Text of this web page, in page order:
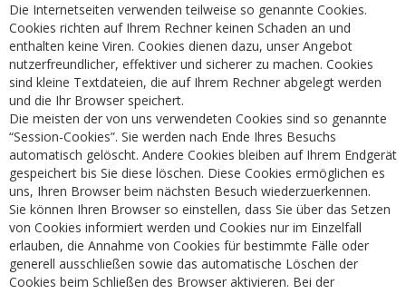
Die Internetseiten verwenden teilweise so genannte Cookies.
Cookies richten auf Ihrem Rechner keinen Schaden an und
enthalten keine Viren. Cookies dienen dazu, unser Angebot
nutzerfreundlicher, effektiver und sicherer zu machen. Cookies
sind kleine Textdateien, die auf Ihrem Rechner abgelegt werden
und die Ihr Browser speichert.
Die meisten der von uns verwendeten Cookies sind so genannte
“Session-Cookies”. Sie werden nach Ende Ihres Besuchs
automatisch gelöscht. Andere Cookies bleiben auf Ihrem Endgerät
gespeichert bis Sie diese löschen. Diese Cookies ermöglichen es
uns, Ihren Browser beim nächsten Besuch wiederzuerkennen.
Sie können Ihren Browser so einstellen, dass Sie über das Setzen
von Cookies informiert werden und Cookies nur im Einzelfall
erlauben, die Annahme von Cookies für bestimmte Fälle oder
generell ausschließen sowie das automatische Löschen der
Cookies beim Schließen des Browser aktivieren. Bei der